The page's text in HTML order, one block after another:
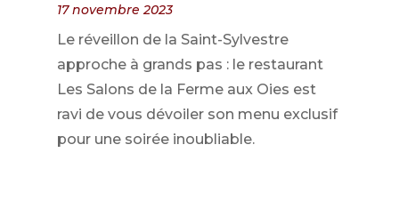
17 novembre 2023
Le réveillon de la Saint-Sylvestre
approche à grands pas : le restaurant
Les Salons de la Ferme aux Oies est
ravi de vous dévoiler son menu exclusif
pour une soirée inoubliable.